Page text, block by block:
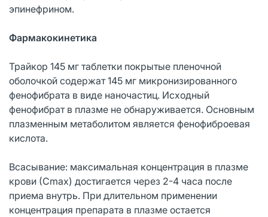
эпинефрином.
Фармакокинетика
Трайкор 145 мг таблетки покрытые пленочной
оболочкой содержат 145 мг микронизированного
фенофибрата в виде наночастиц. Исходный
фенофибрат в плазме не обнаруживается. Основным
плазменным метаболитом является фенофиброевая
кислота.
Всасывание: максимальная концентрация в плазме
крови (Сmах) достигается через 2-4 часа после
приема внутрь. При длительном применении
концентрация препарата в плазме остается